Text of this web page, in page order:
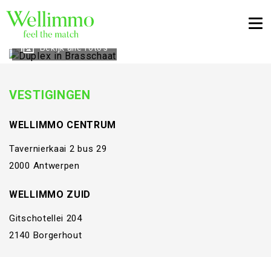
Bekijk alle foto's
VESTIGINGEN
WELLIMMO CENTRUM
Tavernierkaai 2 bus 29
2000 Antwerpen
WELLIMMO ZUID
Gitschotellei 204
2140 Borgerhout